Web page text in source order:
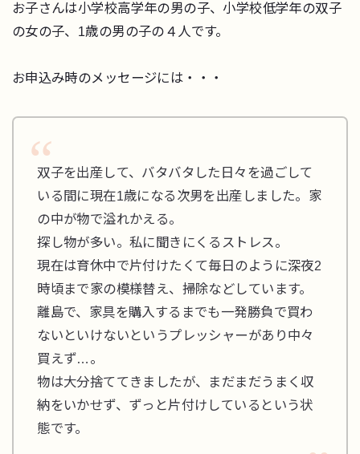
お子さんは小学校高学年の男の子、小学校低学年の双子
の女の子、1歳の男の子の４人です。
お申込み時のメッセージには・・・
双子を出産して、バタバタした日々を過ごして
いる間に現在1歳になる次男を出産しました。家
の中が物で溢れかえる。
探し物が多い。私に聞きにくるストレス。
現在は育休中で片付けたくて毎日のように深夜2
時頃まで家の模様替え、掃除などしています。
離島で、家具を購入するまでも一発勝負で買わ
ないといけないというプレッシャーがあり中々
買えず…。
物は大分捨ててきましたが、まだまだうまく収
納をいかせず、ずっと片付けしているという状
態です。